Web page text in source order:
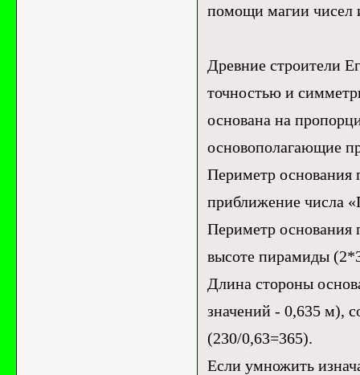
помощи магии чисел
Древние строители
точностью и
основана на
основополагающие
Периметр основания
приближение числа
Периметр основания
высоте пирамиды
Длина стороны
значений - 0,635 м),
(230/0,63=365).
Если умножить